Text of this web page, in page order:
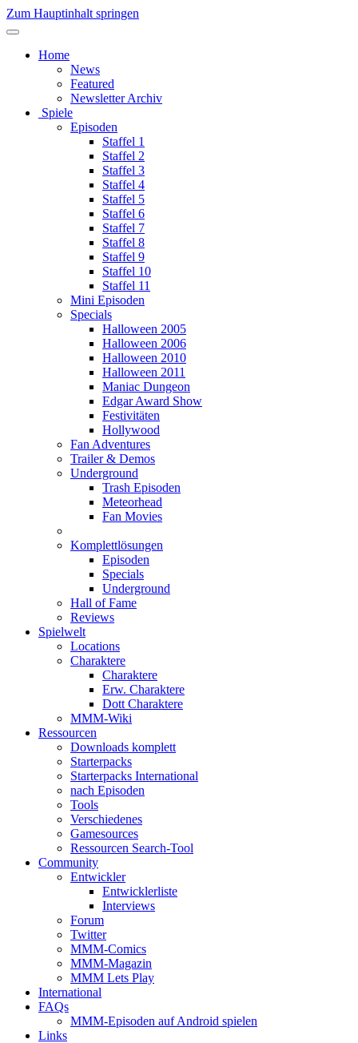
Zum Hauptinhalt springen
Home
News
Featured
Newsletter Archiv
Spiele
Episoden
Staffel 1
Staffel 2
Staffel 3
Staffel 4
Staffel 5
Staffel 6
Staffel 7
Staffel 8
Staffel 9
Staffel 10
Staffel 11
Mini Episoden
Specials
Halloween 2005
Halloween 2006
Halloween 2010
Halloween 2011
Maniac Dungeon
Edgar Award Show
Festivitäten
Hollywood
Fan Adventures
Trailer & Demos
Underground
Trash Episoden
Meteorhead
Fan Movies
Komplettlösungen
Episoden
Specials
Underground
Hall of Fame
Reviews
Spielwelt
Locations
Charaktere
Charaktere
Erw. Charaktere
Dott Charaktere
MMM-Wiki
Ressourcen
Downloads komplett
Starterpacks
Starterpacks International
nach Episoden
Tools
Verschiedenes
Gamesources
Ressourcen Search-Tool
Community
Entwickler
Entwicklerliste
Interviews
Forum
Twitter
MMM-Comics
MMM-Magazin
MMM Lets Play
International
FAQs
MMM-Episoden auf Android spielen
Links